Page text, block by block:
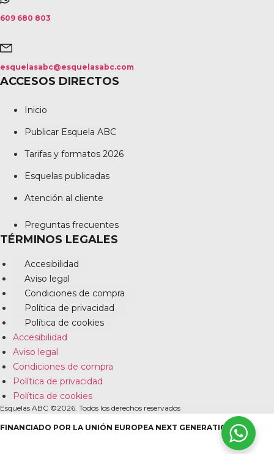
609 680 803
esquelasabc@esquelasabc.com
ACCESOS DIRECTOS
Inicio
Publicar Esquela ABC
Tarifas y formatos 2026
Esquelas publicadas
Atención al cliente
Preguntas frecuentes
TÉRMINOS LEGALES
Accesibilidad
Aviso legal
Condiciones de compra
Política de privacidad
Política de cookies
Accesibilidad
Aviso legal
Condiciones de compra
Política de privacidad
Política de cookies
Esquelas ABC ©2026. Todos los derechos reservados
FINANCIADO POR LA UNIÓN EUROPEA NEXT GENERATION EU